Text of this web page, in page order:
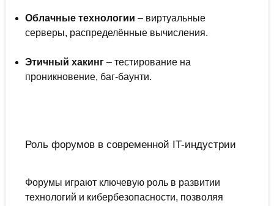
Облачные технологии – виртуальные
серверы, распределённые вычисления.
Этичный хакинг– тестирование на
проникновение, баг-баунти.
Роль форумов в современной IT-индустрии
Форумы играют ключевую роль в развитии
технологий и кибербезопасности, позволяя